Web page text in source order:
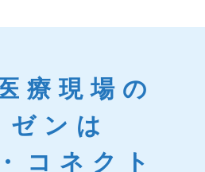
療現場の
ゼンは
コネクト